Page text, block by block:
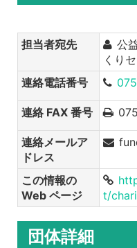
担当者宛先
公
くり
連絡電話番号
連絡 FAX 番号
連絡メールア
ドレス
この情報の
Web ページ
t/
団体詳細